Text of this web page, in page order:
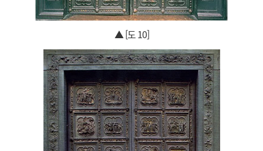
▲ [도 10]